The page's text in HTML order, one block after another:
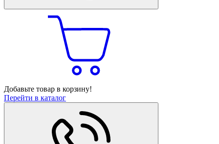
Добавьте товар в корзину!
Перейти в каталог